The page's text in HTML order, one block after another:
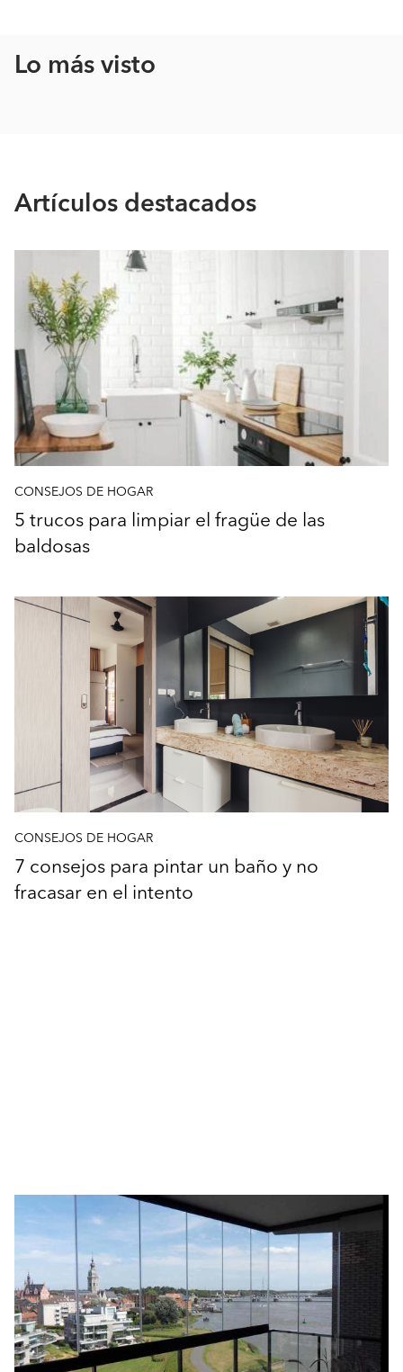
Lo más visto
Artículos destacados
CONSEJOS DE HOGAR
5 trucos para limpiar el fragüe de las
baldosas
CONSEJOS DE HOGAR
7 consejos para pintar un baño y no
fracasar en el intento